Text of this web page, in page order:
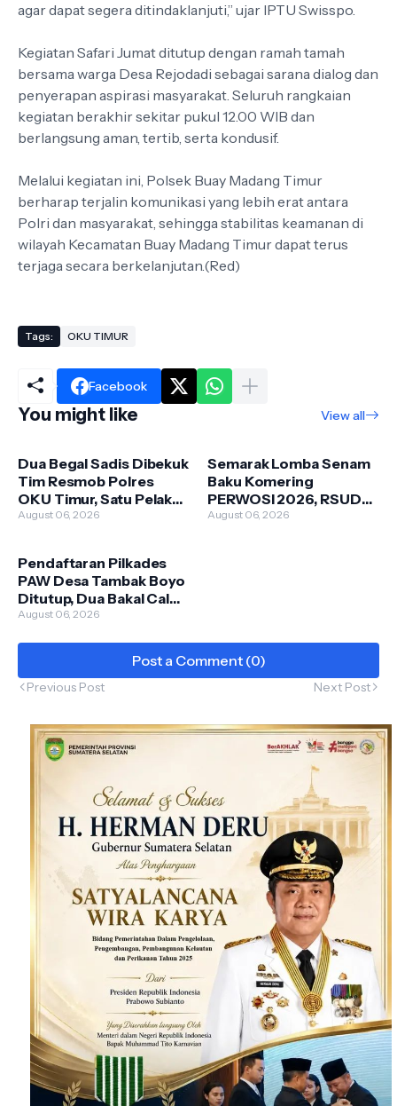
agar dapat segera ditindaklanjuti,” ujar IPTU Swisspo.
Kegiatan Safari Jumat ditutup dengan ramah tamah
bersama warga Desa Rejodadi sebagai sarana dialog dan
penyerapan aspirasi masyarakat. Seluruh rangkaian
kegiatan berakhir sekitar pukul 12.00 WIB dan
berlangsung aman, tertib, serta kondusif.
Melalui kegiatan ini, Polsek Buay Madang Timur
berharap terjalin komunikasi yang lebih erat antara
Polri dan masyarakat, sehingga stabilitas keamanan di
wilayah Kecamatan Buay Madang Timur dapat terus
terjaga secara berkelanjutan.(Red)
Tags: OKU TIMUR
Facebook
You might like View all
Dua Begal Sadis Dibekuk
Tim Resmob Polres
OKU Timur, Satu Pelaku
Dilumpuhkan dengan
August 06, 2026
Semarak Lomba Senam
Baku Komering
PERWOSI 2026, RSUD
Martapura Tunjukkan
August 06, 2026
Pendaftaran Pilkades
PAW Desa Tambak Boyo
Ditutup, Dua Bakal Calon
Siap Berebut
August 06, 2026
Post a Comment (0)
Previous Post Next Post